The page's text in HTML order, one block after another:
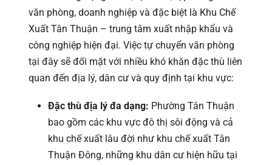
văn phòng, doanh nghiệp và đặc biệt là Khu Chế
Xuất Tân Thuận – trung tâm xuất nhập khẩu và
công nghiệp hiện đại. Việc tự chuyển văn phòng
tại đây sẽ đối mặt với nhiều khó khăn đặc thù liên
quan đến địa lý, dân cư và quy định tại khu vực:
Đặc thù địa lý đa dạng: Phường Tân Thuận
bao gồm các khu vực đô thị sôi động và cả
khu chế xuất lâu đời như khu chế xuất Tân
Thuận Đông, những khu dân cư hiện hữu tại